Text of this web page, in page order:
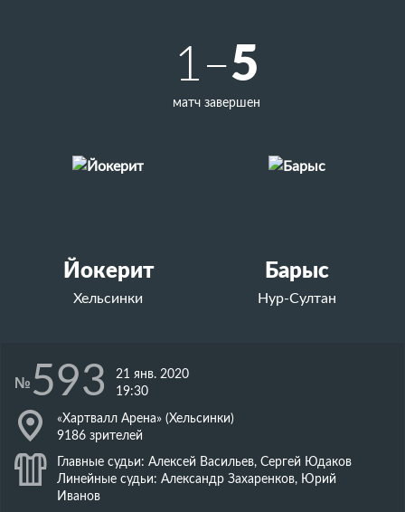
Йокерит
Хельсинки
1–5
матч завершен
Барыс
Нур-Султан
№ 593
21 янв. 2020
19:30
J
«Хартвалл Арена» (Хельсинки)
9186 зрителей
K
Главные судьи: Алексей Васильев, Сергей Юдаков
Линейные судьи: Александр Захаренков, Юрий
Иванов